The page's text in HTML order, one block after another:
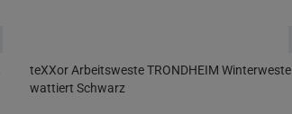
teXXor Arbeitsweste TRONDHEIM Winterweste
wattiert Schwarz